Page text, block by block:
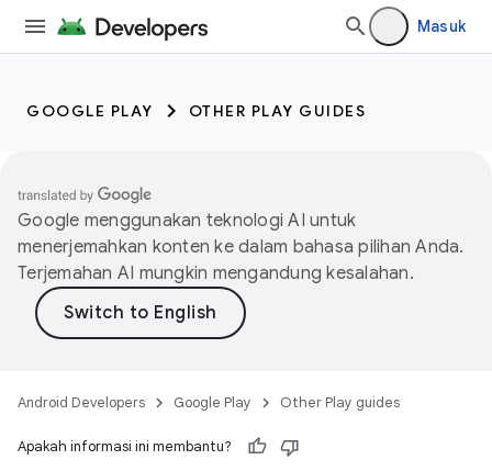
Masuk
GOOGLE PLAY OTHER PLAY GUIDES
Google menggunakan teknologi AI untuk
menerjemahkan konten ke dalam bahasa pilihan Anda.
Terjemahan AI mungkin mengandung kesalahan.
Android Developers Google Play Other Play guides
Apakah informasi ini membantu?